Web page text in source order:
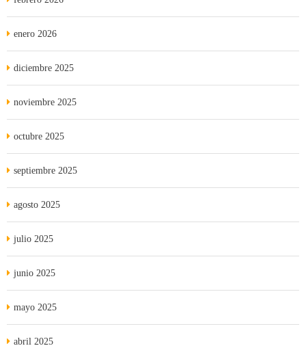
enero 2026
diciembre 2025
noviembre 2025
octubre 2025
septiembre 2025
agosto 2025
julio 2025
junio 2025
mayo 2025
abril 2025